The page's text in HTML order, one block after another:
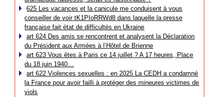
625 Les vacances et la canicule me conduisent à vous
conseiller de voir tK1PIoRRWd8 dans laquelle la presse
française fait état de difficultés en Ukraine
art 624 Des amis se rencontrent et analysent la Déclaration
du Président aux Armées à l’Hôtel de Brienne
art 623 Vous êtes à Paris ce 14 juillet ? A 17 heures, Place
du 18 juin 1940…
art 622 Violences sexuelles : en 2025 La CEDH a condamné
la France pour avoir failli à protéger des mineures victimes de
viols